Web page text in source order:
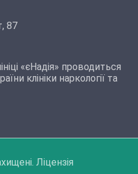
87
«єНадія» проводиться
клініки наркології та
Ліцензія